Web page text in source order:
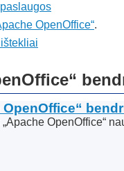
OpenOffice“.
OpenOffice“
OpenOffice“